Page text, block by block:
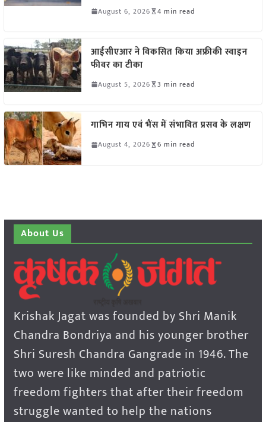
August 6, 2026 4 min read
आईसीएआर ने विकसित किया अफ्रीकी स्वाइन
फीवर का टीका
August 5, 2026 3 min read
गाभिन गाय एवं भैंस में संभावित प्रसव के लक्षण
August 4, 2026 6 min read
About Us
Krishak Jagat was founded by Shri Manik
Chandra Bondriya and his younger brother
Shri Suresh Chandra Gangrade in 1946. The
two were like minded and patriotic
freedom fighters that after their freedom
struggle wanted to help the nations